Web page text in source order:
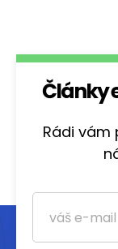
Články
Rádi vám